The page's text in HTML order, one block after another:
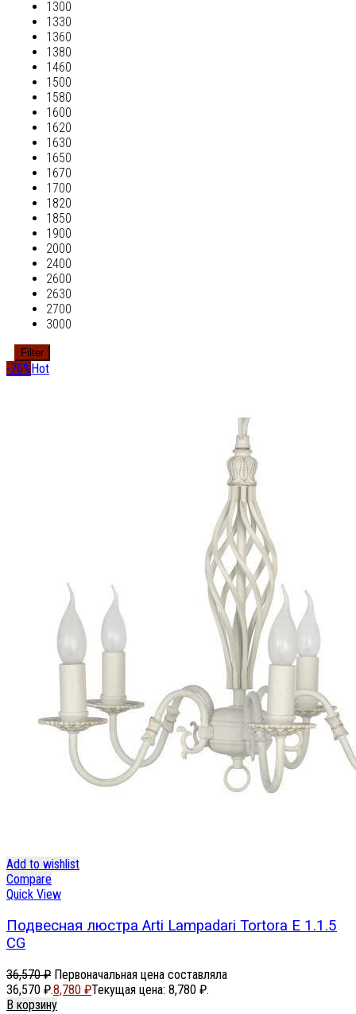
1300
1330
1360
1380
1460
1500
1580
1600
1620
1630
1650
1670
1700
1820
1850
1900
2000
2400
2600
2630
2700
3000
Filter
-76% Hot
Add to wishlist
Compare
Quick View
Подвесная люстра Arti Lampadari Tortora E 1.1.5
CG
36,570₽ Первоначальная цена составляла
36,570 ₽.8,780 ₽Текущая цена: 8,780 ₽.
В корзину